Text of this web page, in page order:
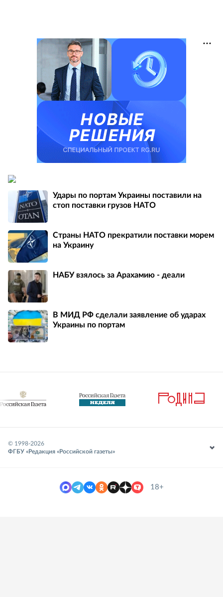
Удары по портам Украины поставили на
стоп поставки грузов НАТО
Страны НАТО прекратили поставки морем
на Украину
НАБУ взялось за Арахамию - деали
В МИД РФ сделали заявление об ударах
Украины по портам
© 1998-2026
ФГБУ «Редакция «Российской газеты»
18+